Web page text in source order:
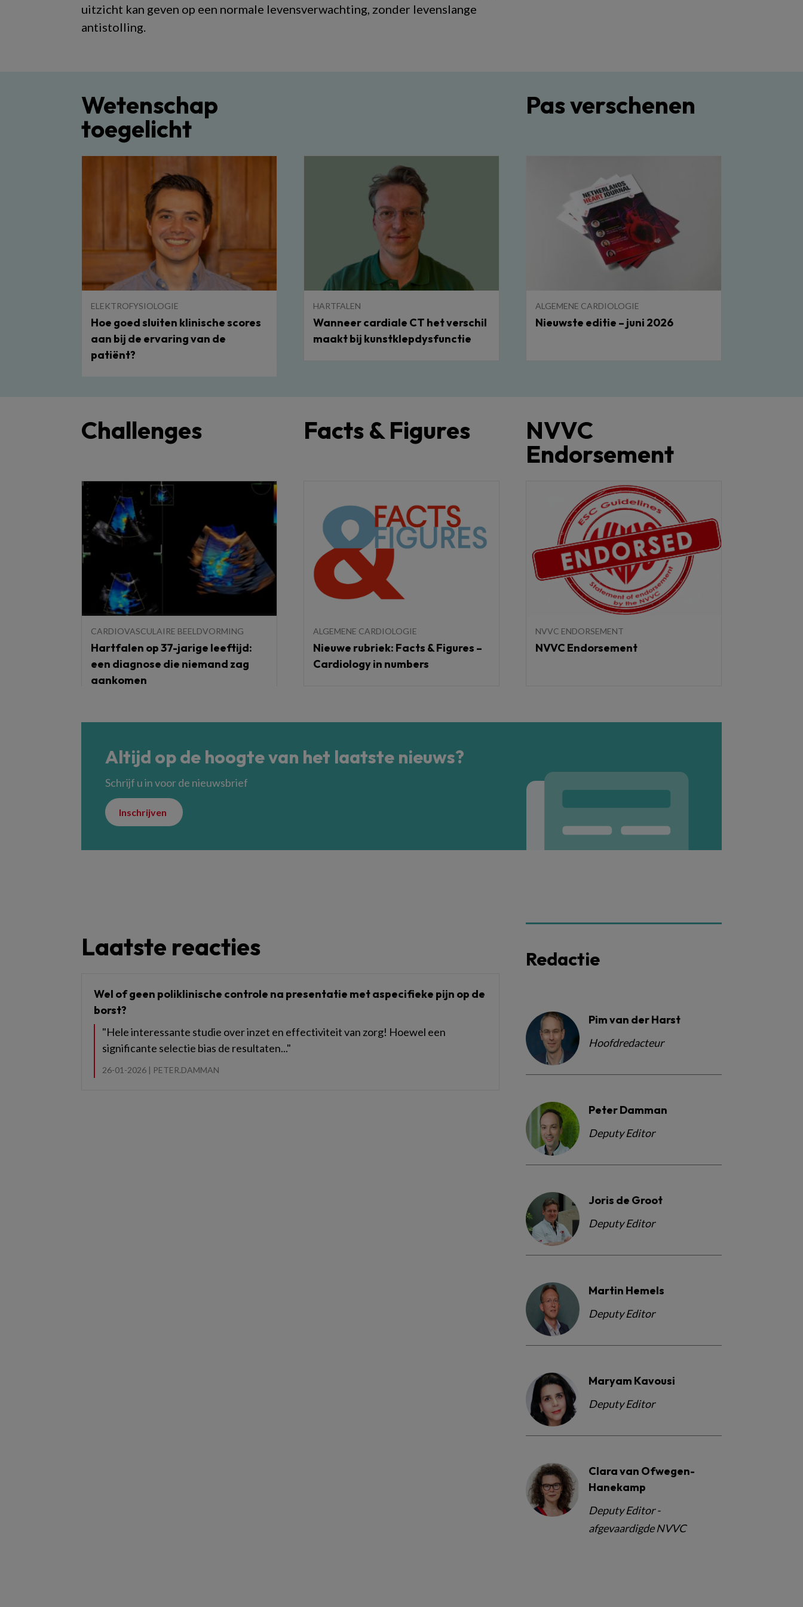
uitzicht kan geven op een normale levensverwachting, zonder levenslange
antistolling.
Wetenschap
toegelicht
ELEKTROFYSIOLOGIE
Hoe goed sluiten klinische scores
aan bij de ervaring van de
patiënt?
HARTFALEN
Wanneer cardiale CT het verschil
maakt bij kunstklepdysfunctie
Pas verschenen
ALGEMENE CARDIOLOGIE
Nieuwste editie – juni 2026
Challenges
CARDIOVASCULAIRE BEELDVORMING
Hartfalen op 37-jarige leeftijd:
een diagnose die niemand zag
aankomen
Facts & Figures
ALGEMENE CARDIOLOGIE
Nieuwe rubriek: Facts & Figures –
Cardiology in numbers
NVVC
Endorsement
NVVC ENDORSEMENT
NVVC Endorsement
Altijd op de hoogte van het laatste nieuws?
Schrijf u in voor de nieuwsbrief
Inschrijven
Laatste reacties
Wel of geen poliklinische controle na presentatie met aspecifieke pijn op de
borst?
"Hele interessante studie over inzet en effectiviteit van zorg! Hoewel een
significante selectie bias de resultaten..."
26-01-2026 | PETER.DAMMAN
Redactie
Pim van der Harst
Hoofdredacteur
Peter Damman
Deputy Editor
Joris de Groot
Deputy Editor
Martin Hemels
Deputy Editor
Maryam Kavousi
Deputy Editor
Clara van Ofwegen-
Hanekamp
Deputy Editor -
afgevaardigde NVVC